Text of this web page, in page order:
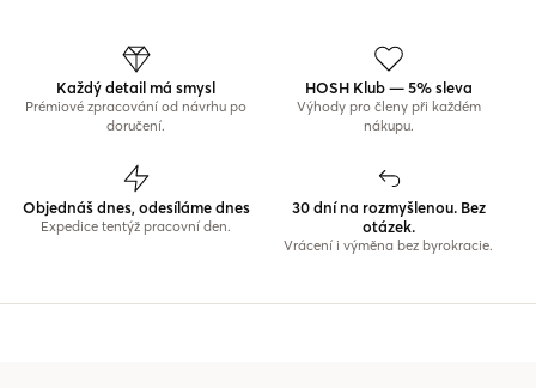
Každý detail má smysl
Prémiové zpracování od návrhu po
doručení.
HOSH Klub — 5% sleva
Výhody pro členy při každém
nákupu.
Objednáš dnes, odesíláme dnes
Expedice tentýž pracovní den.
30 dní na rozmyšlenou. Bez
otázek.
Vrácení i výměna bez byrokracie.